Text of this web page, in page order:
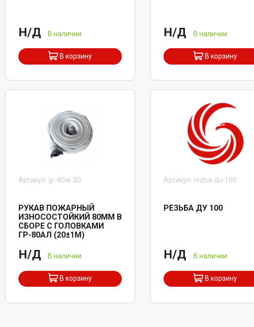
Н/Д В наличии
В корзину
Н/Д В наличии
В корзину
Артикул: gr-80al-20
РУКАВ ПОЖАРНЫЙ
ИЗНОСОСТОЙКИЙ 80ММ В
СБОРЕ С ГОЛОВКАМИ
ГР-80АЛ (20±1М)
Н/Д В наличии
В корзину
Артикул: rezba-du-100
РЕЗЬБА ДУ 100
Н/Д В наличии
В корзину